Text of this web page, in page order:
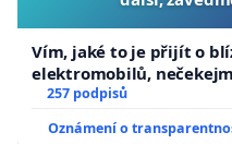
Vím, jaké to je přijít o
elektromobilů,
zaveďme slyšitelná auta!
257 podpisů
Oznámení o